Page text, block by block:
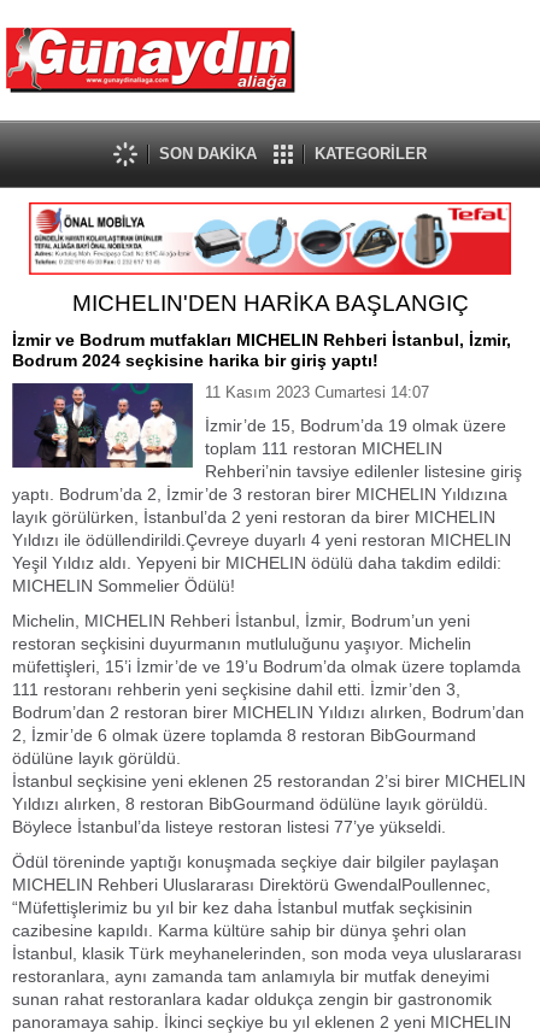
SON DAKİKA KATEGORİLER
MICHELIN'DEN HARİKA BAŞLANGIÇ
İzmir ve Bodrum mutfakları MICHELIN Rehberi İstanbul, İzmir,
Bodrum 2024 seçkisine harika bir giriş yaptı!
11 Kasım 2023 Cumartesi 14:07
İzmir’de 15, Bodrum’da 19 olmak üzere
toplam 111 restoran MICHELIN
Rehberi’nin tavsiye edilenler listesine giriş
yaptı. Bodrum’da 2, İzmir’de 3 restoran birer MICHELIN Yıldızına
layık görülürken, İstanbul’da 2 yeni restoran da birer MICHELIN
Yıldızı ile ödüllendirildi.Çevreye duyarlı 4 yeni restoran MICHELIN
Yeşil Yıldız aldı. Yepyeni bir MICHELIN ödülü daha takdim edildi:
MICHELIN Sommelier Ödülü!
Michelin, MICHELIN Rehberi İstanbul, İzmir, Bodrum’un yeni
restoran seçkisini duyurmanın mutluluğunu yaşıyor. Michelin
müfettişleri, 15’i İzmir’de ve 19’u Bodrum’da olmak üzere toplamda
111 restoranı rehberin yeni seçkisine dahil etti. İzmir’den 3,
Bodrum’dan 2 restoran birer MICHELIN Yıldızı alırken, Bodrum’dan
2, İzmir’de 6 olmak üzere toplamda 8 restoran BibGourmand
ödülüne layık görüldü.
İstanbul seçkisine yeni eklenen 25 restorandan 2’si birer MICHELIN
Yıldızı alırken, 8 restoran BibGourmand ödülüne layık görüldü.
Böylece İstanbul’da listeye restoran listesi 77’ye yükseldi.
Ödül töreninde yaptığı konuşmada seçkiye dair bilgiler paylaşan
MICHELIN Rehberi Uluslararası Direktörü GwendalPoullennec,
“Müfettişlerimiz bu yıl bir kez daha İstanbul mutfak seçkisinin
cazibesine kapıldı. Karma kültüre sahip bir dünya şehri olan
İstanbul, klasik Türk meyhanelerinden, son moda veya uluslararası
restoranlara, aynı zamanda tam anlamıyla bir mutfak deneyimi
sunan rahat restoranlara kadar oldukça zengin bir gastronomik
panoramaya sahip. İkinci seçkiye bu yıl eklenen 2 yeni MICHELIN